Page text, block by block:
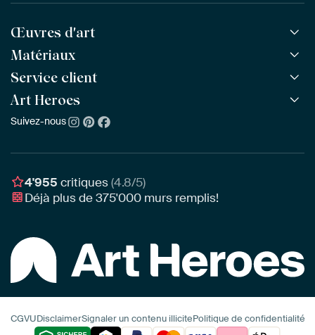
Œuvres d'art
Toutes les œuvres
Toutes les collections
Tous les artistes
Meilleures ventes
Matériaux
ArtFrame™ POPULAIRE
ArtFrame™ en bois
Toile
Service client
Questions fréquentes
Commander
Délai & Livraison
Montage & Accrochage
Chèques cadeaux
Art Heroes
À propos de nous
Récompenses
Professionnels
Suivez-nous
4'955 critiques(4.8/5)
Déjà plus de375'000 murs remplis!
CGVUDisclaimerSignaler un contenu illicitePolitique de confidentialité